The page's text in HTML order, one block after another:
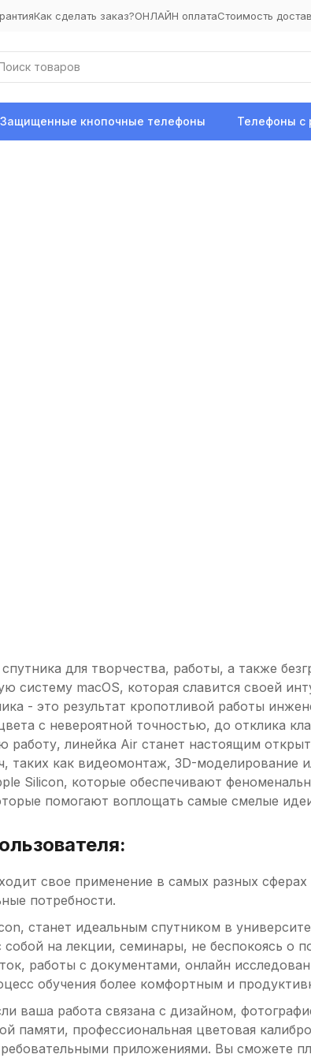
Как сделать заказ?ОНЛАЙН оплатаСтоимость
Защищенные кнопочные телефоны Телефоны с
для творчества, работы, а также
систему macOS, которая славится своей
- это результат кропотливой работы
с невероятной точностью, до отклика
работу, линейка Air станет настоящим
таких как видеомонтаж, 3D-моделирование
Silicon, которые обеспечивают
помогают воплощать самые смелые
свое применение в самых разных
потребности.
станет идеальным спутником в
на лекции, семинары, не беспокоясь о
работы с документами, онлайн
обучения более комфортным и
ваша работа связана с дизайном,
памяти, профессиональная цветовая
приложениями. Вы сможете